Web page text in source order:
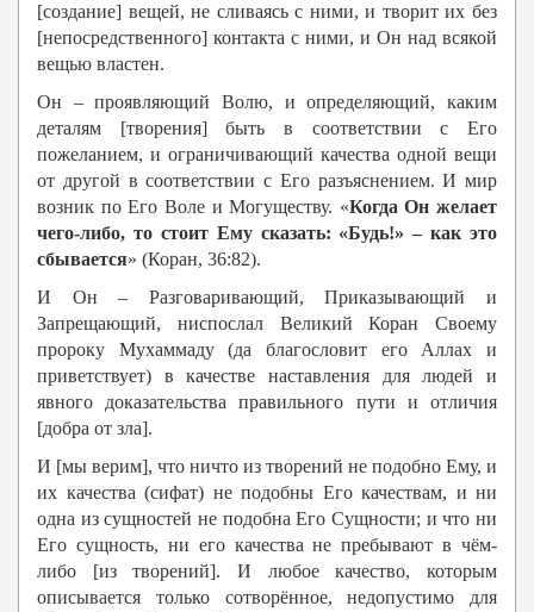
[создание] вещей, не сливаясь с ними, и творит их без
[непосредственного] контакта с ними, и Он над всякой
вещью властен.
Он – проявляющий Волю, и определяющий, каким
деталям [творения] быть в соответствии с Его
пожеланием, и ограничивающий качества одной вещи
от другой в соответствии с Его разъяснением. И мир
возник по Его Воле и Могуществу. «Когда Он желает
чего-либо, то стоит Ему сказать: «Будь!» – как это
сбывается» (Коран, 36:82).
И Он – Разговаривающий, Приказывающий и
Запрещающий, ниспослал Великий Коран Своему
пророку Мухаммаду (да благословит его Аллах и
приветствует) в качестве наставления для людей и
явного доказательства правильного пути и отличия
[добра от зла].
И [мы верим], что ничто из творений не подобно Ему, и
их качества (сифат) не подобны Его качествам, и ни
одна из сущностей не подобна Его Сущности; и что ни
Его сущность, ни его качества не пребывают в чём-
либо [из творений]. И любое качество, которым
описывается только сотворённое, недопустимо для